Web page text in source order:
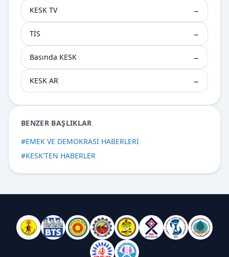
KESK TV →
TİS →
Basında KESK →
KESK AR →
BENZER BAŞLIKLAR
#EMEK VE DEMOKRASİ HABERLERİ
#KESK'TEN HABERLER